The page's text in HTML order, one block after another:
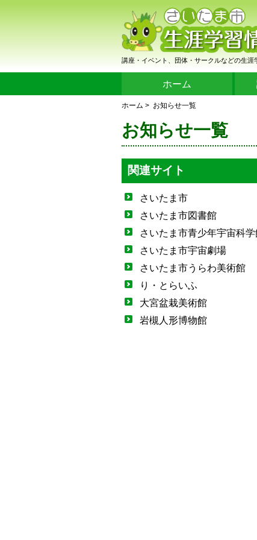
講座・イベント、団体・サークルなどの生
ホーム
ホーム > お知らせ一覧
お知らせ一覧
関連サイト
さいたま市
さいたま市図書館
さいたま市青少年宇宙科学
さいたま市宇宙劇場
さいたま市うらわ美術館
り・とらいふ
大宮盆栽美術館
岩槻人形博物館